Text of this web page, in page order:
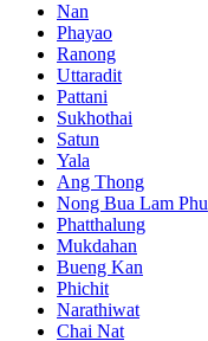
Nan
Phayao
Ranong
Uttaradit
Pattani
Sukhothai
Satun
Yala
Ang Thong
Nong Bua Lam Phu
Phatthalung
Mukdahan
Bueng Kan
Phichit
Narathiwat
Chai Nat